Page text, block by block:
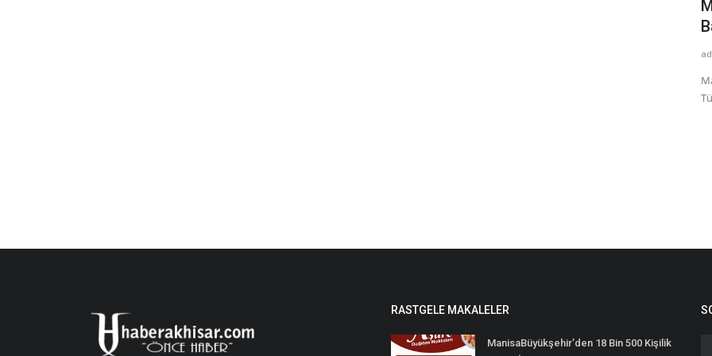
RASTGELE MAKALELER
ManisaBüyükşehir’den 18 Bin 500 Kişilik